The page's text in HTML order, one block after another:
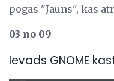
pogas "Jauns", kas
03 no 09
Ievads GNOME